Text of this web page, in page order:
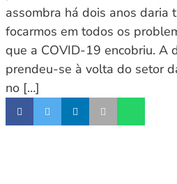
assombra há dois anos daria
focarmos em todos os
que a COVID-19 encobriu. A
prendeu-se à volta do setor
no […]